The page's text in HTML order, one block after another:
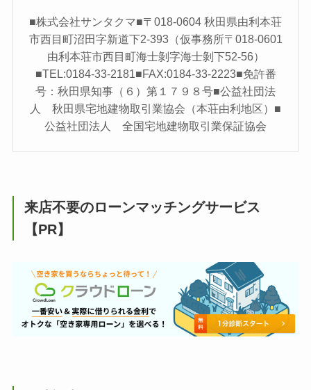
■株式会社サンタクマ■〒018-0604 秋田県由利本荘
市西目町沼田字新道下2-393（仮事務所〒018-0601
由利本荘市西目町海士剝字海士剝下52-56）
■TEL:0184-33-2181■FAX:0184-33-2223■免許番
号：秋田県知事（６）第１７９８号■公益社団法
人 秋田県宅地建物取引業協会（本荘由利地区）■
公益社団法人 全国宅地建物取引業保証協会
来店不要のローンマッチングサービス
【PR】